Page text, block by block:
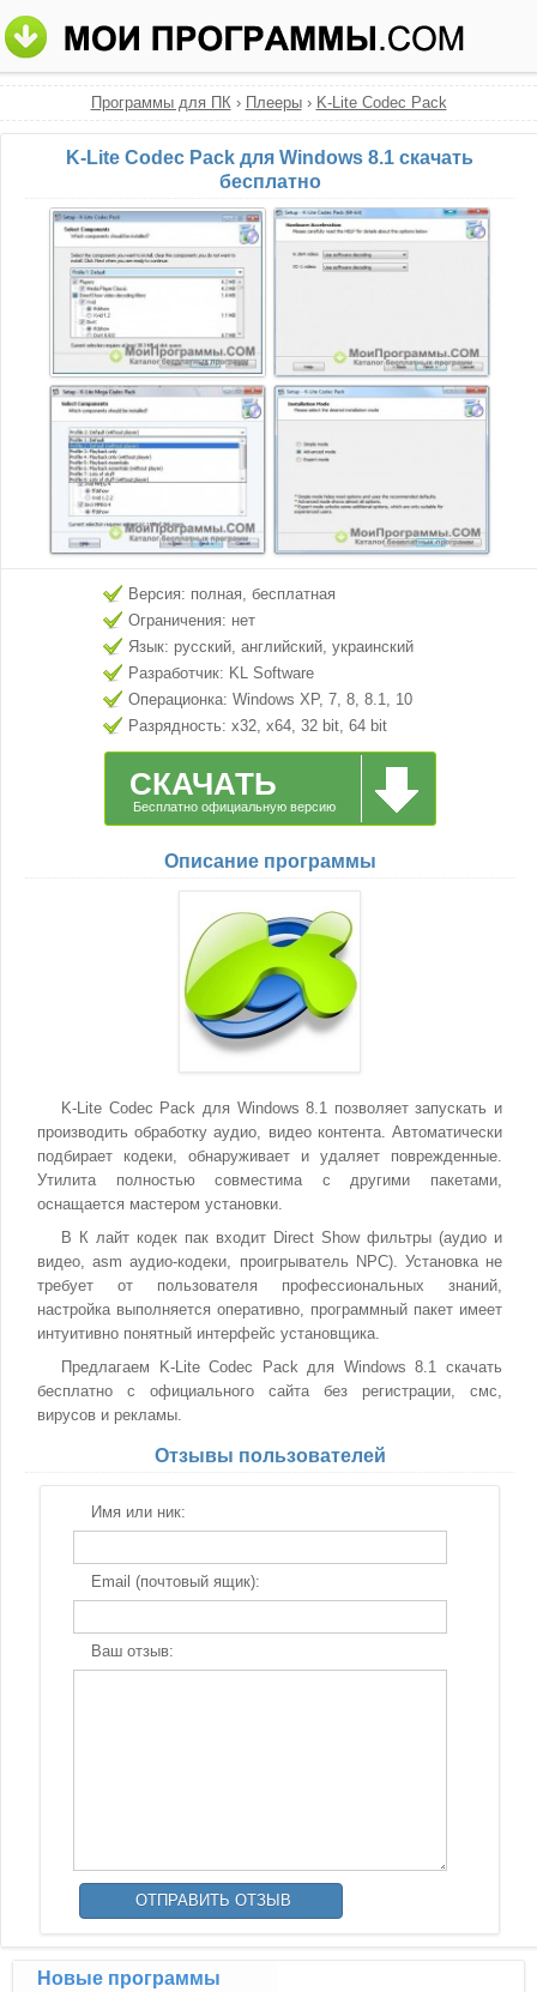
Программы для ПК› Плееры› K-Lite Codec Pack
K-Lite Codec Pack для Windows 8.1 скачать
бесплатно
Версия: полная, бесплатная
Ограничения: нет
Язык: русский, английский, украинский
Разработчик: KL Software
Операционка: Windows XP, 7, 8, 8.1, 10
Разрядность: x32, x64, 32 bit, 64 bit
СКАЧАТЬ
Бесплатно официальную версию
Описание программы
K-Lite Codec Pack для Windows 8.1 позволяет запускать и
производить обработку аудио, видео контента. Автоматически
подбирает кодеки, обнаруживает и удаляет поврежденные.
Утилита полностью совместима с другими пакетами,
оснащается мастером установки.
В К лайт кодек пак входит Direct Show фильтры (аудио и
видео, asm аудио-кодеки, проигрыватель NPC). Установка не
требует от пользователя профессиональных знаний,
настройка выполняется оперативно, программный пакет имеет
интуитивно понятный интерфейс установщика.
Предлагаем K-Lite Codec Pack для Windows 8.1 скачать
бесплатно с официального сайта без регистрации, смс,
вирусов и рекламы.
Отзывы пользователей
Имя или ник:
Email (почтовый ящик):
Ваш отзыв:
Новые программы